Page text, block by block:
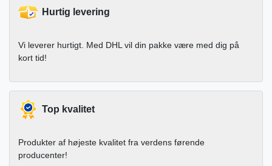
Hurtig levering
Vi leverer hurtigt. Med DHL vil din pakke være med dig på
kort tid!
Top kvalitet
Produkter af højeste kvalitet fra verdens førende
producenter!